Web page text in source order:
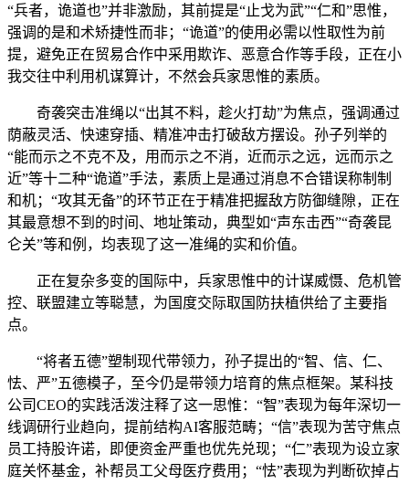
“兵者，诡道也”并非激励，其前提是“止戈为武”“仁和”思惟，
强调的是和术矫捷性而非；“诡道”的使用必需以性取性为前
提，避免正在贸易合作中采用欺诈、恶意合作等手段，正在小
我交往中利用机谋算计，不然会兵家思惟的素质。
奇袭突击准绳以“出其不料，趁火打劫”为焦点，强调通过
荫蔽灵活、快速穿插、精准冲击打破敌方摆设。孙子列举的
“能而示之不克不及，用而示之不消，近而示之远，远而示之
近”等十二种“诡道”手法，素质上是通过消息不合错误称制制
和机；“攻其无备”的环节正在于精准把握敌方防御缝隙，正在
其最意想不到的时间、地址策动，典型如“声东击西”“奇袭昆
仑关”等和例，均表现了这一准绳的实和价值。
正在复杂多变的国际中，兵家思惟中的计谋威慑、危机管
控、联盟建立等聪慧，为国度交际取国防扶植供给了主要指
点。
“将者五德”塑制现代带领力，孙子提出的“智、信、仁、
怯、严”五德模子，至今仍是带领力培育的焦点框架。某科技
公司CEO的实践活泼注释了这一思惟：“智”表现为每年深切一
线调研行业趋向，提前结构AI客服范畴；“信”表现为苦守焦点
员工持股许诺，即便资金严重也优先兑现；“仁”表现为设立家
庭关怀基金，补帮员工父母医疗费用；“怯”表现为判断砍掉占